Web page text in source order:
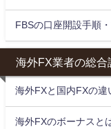
FBSの口座開設手順
海外FX業者の総合
海外FXと国内FXの違
海外FXのボーナスと